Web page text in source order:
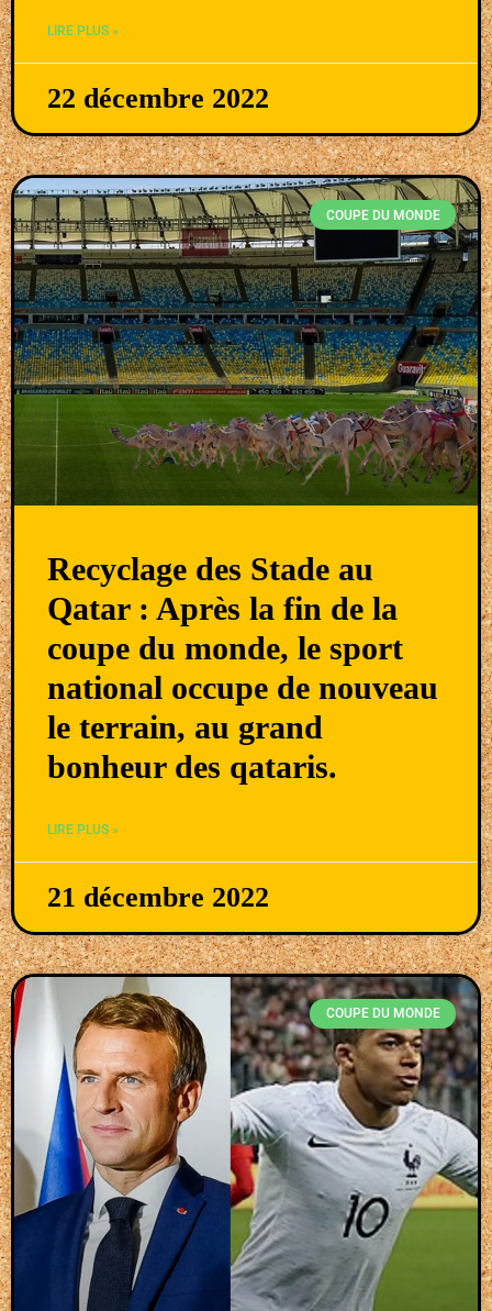
LIRE PLUS »
22 décembre 2022
COUPE DU MONDE
Recyclage des Stade au
Qatar : Après la fin de la
coupe du monde, le sport
national occupe de nouveau
le terrain, au grand
bonheur des qataris.
LIRE PLUS »
21 décembre 2022
COUPE DU MONDE